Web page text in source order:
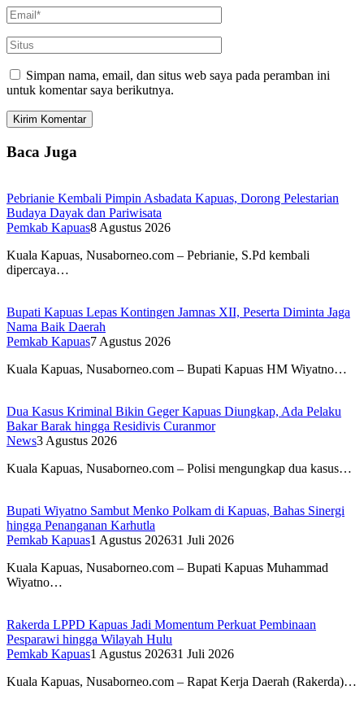
Simpan nama, email, dan situs web saya pada peramban ini
untuk komentar saya berikutnya.
Baca Juga
Pebrianie Kembali Pimpin Asbadata Kapuas, Dorong Pelestarian
Budaya Dayak dan Pariwisata
Pemkab Kapuas8 Agustus 2026
Kuala Kapuas, Nusaborneo.com – Pebrianie, S.Pd kembali
dipercaya…
Bupati Kapuas Lepas Kontingen Jamnas XII, Peserta Diminta Jaga
Nama Baik Daerah
Pemkab Kapuas7 Agustus 2026
Kuala Kapuas, Nusaborneo.com – Bupati Kapuas HM Wiyatno…
Dua Kasus Kriminal Bikin Geger Kapuas Diungkap, Ada Pelaku
Bakar Barak hingga Residivis Curanmor
News3 Agustus 2026
Kuala Kapuas, Nusaborneo.com – Polisi mengungkap dua kasus…
Bupati Wiyatno Sambut Menko Polkam di Kapuas, Bahas Sinergi
hingga Penanganan Karhutla
Pemkab Kapuas1 Agustus 202631 Juli 2026
Kuala Kapuas, Nusaborneo.com – Bupati Kapuas Muhammad
Wiyatno…
Rakerda LPPD Kapuas Jadi Momentum Perkuat Pembinaan
Pesparawi hingga Wilayah Hulu
Pemkab Kapuas1 Agustus 202631 Juli 2026
Kuala Kapuas, Nusaborneo.com – Rapat Kerja Daerah (Rakerda)…